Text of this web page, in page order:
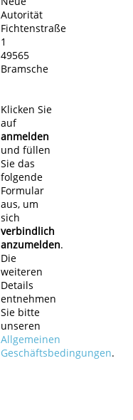
Autorität
Fichtenstraße
1
49565
Bramsche
Klicken Sie
auf
anmelden
und füllen
Sie das
folgende
Formular
aus, um
sich
verbindlich
anzumelden.
Die
weiteren
Details
entnehmen
Sie bitte
unseren
Allgemeinen
Geschäftsbedingungen.